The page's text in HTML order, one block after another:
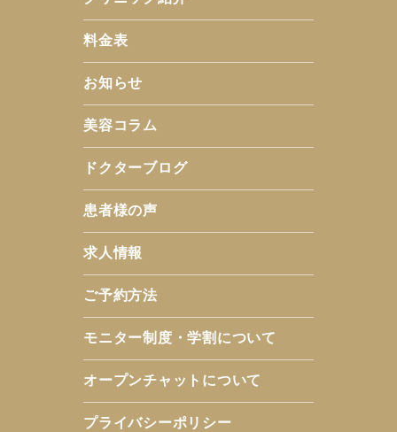
料金表
お知らせ
美容コラム
ドクターブログ
患者様の声
求人情報
ご予約方法
モニター制度・学割について
オープンチャットについて
プライバシーポリシー